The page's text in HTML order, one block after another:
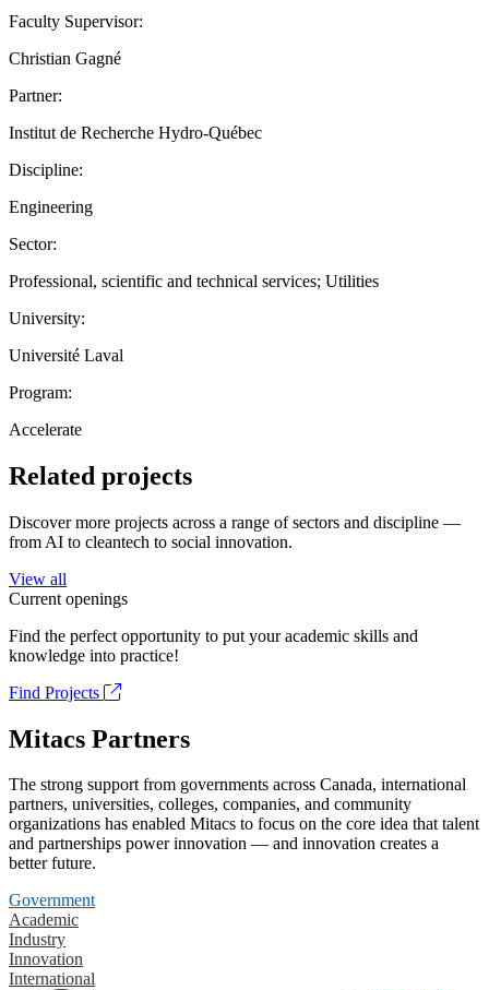
Faculty Supervisor:
Christian Gagné
Partner:
Institut de Recherche Hydro-Québec
Discipline:
Engineering
Sector:
Professional, scientific and technical services; Utilities
University:
Université Laval
Program:
Accelerate
Related projects
Discover more projects across a range of sectors and discipline —
from AI to cleantech to social innovation.
View all
Current openings
Find the perfect opportunity to put your academic skills and
knowledge into practice!
Find Projects
Mitacs Partners
The strong support from governments across Canada, international
partners, universities, colleges, companies, and community
organizations has enabled Mitacs to focus on the core idea that talent
and partnerships power innovation — and innovation creates a
better future.
Government
Academic
Industry
Innovation
International